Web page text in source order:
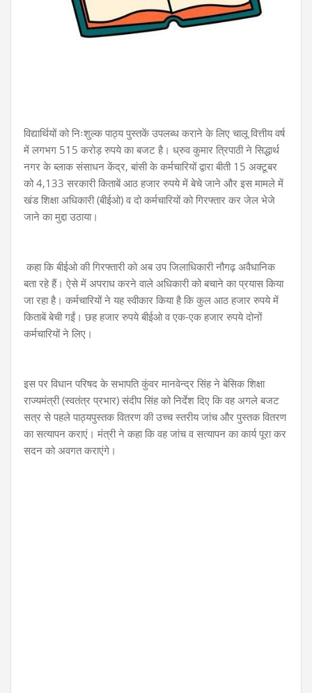
विद्यार्थियों को निःशुल्क पाठ्य पुस्तकें उपलब्ध कराने के लिए चालू वित्तीय वर्ष
में लगभग 515 करोड़ रुपये का बजट है। ध्रुव कुमार त्रिपाठी ने सिद्धार्थ
नगर के ब्लाक संसाधन केंद्र, बांसी के कर्मचारियों द्वारा बीती 15 अक्टूबर
को 4,133 सरकारी किताबें आठ हजार रुपये में बेचे जाने और इस मामले में
खंड शिक्षा अधिकारी (बीईओ) व दो कर्मचारियों को गिरफ्तार कर जेल भेजे
जाने का मुद्दा उठाया।
कहा कि बीईओ की गिरफ्तारी को अब उप जिलाधिकारी नौगढ़ अवैधानिक
बता रहे हैं। ऐसे में अपराध करने वाले अधिकारी को बचाने का प्रयास किया
जा रहा है। कर्मचारियों ने यह स्वीकार किया है कि कुल आठ हजार रुपये में
किताबें बेची गईं। छह हजार रुपये बीईओ व एक-एक हजार रुपये दोनों
कर्मचारियों ने लिए।
इस पर विधान परिषद के सभापति कुंवर मानवेन्द्र सिंह ने बेसिक शिक्षा
राज्यमंत्री (स्वतंत्र प्रभार) संदीप सिंह को निर्देश दिए कि वह अगले बजट
सत्र से पहले पाठ्यपुस्तक वितरण की उच्च स्तरीय जांच और पुस्तक वितरण
का सत्यापन कराएं। मंत्री ने कहा कि वह जांच व सत्यापन का कार्य पूरा कर
सदन को अवगत कराएंगे।